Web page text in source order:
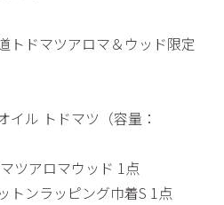
トドマツアロマ＆ウッド限定
ル トドマツ（容量：
ツアロマウッド 1点
トンラッピング巾着S 1点